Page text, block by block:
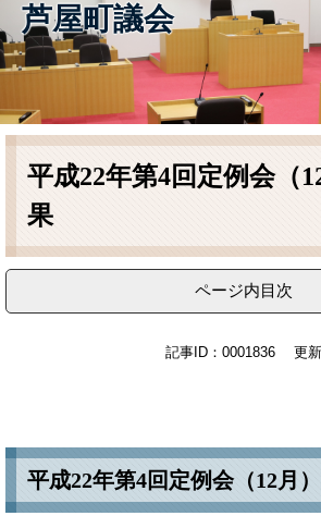
へ
芦屋町議会
本
平成22年第4回定例会（
果
ページ内目次
記事ID：0001836 更
平成22年第4回定例会（12月